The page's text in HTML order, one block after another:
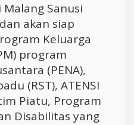
Sanusi
akan siap
Keluarga
program
(PENA),
(RST), ATENSI
Piatu, Program
Disabilitas yang